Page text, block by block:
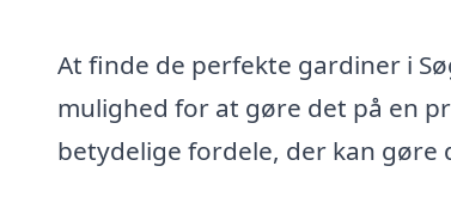
At finde de perfekte gardiner i
mulighed for at gøre det på en
betydelige fordele, der kan